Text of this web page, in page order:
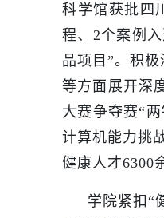
科学馆获批四
程、2个案例
品项目”。积
等方面展开深
大赛争夺赛“
计算机能力挑
健康人才6300
学院紧扣“